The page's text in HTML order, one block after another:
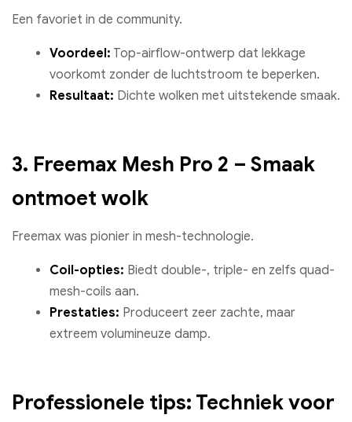
Een favoriet in de community.
Voordeel: Top-airflow-ontwerp dat lekkage
voorkomt zonder de luchtstroom te beperken.
Resultaat: Dichte wolken met uitstekende smaak.
3. Freemax Mesh Pro 2 – Smaak
ontmoet wolk
Freemax was pionier in mesh-technologie.
Coil-opties: Biedt double-, triple- en zelfs quad-
mesh-coils aan.
Prestaties: Produceert zeer zachte, maar
extreem volumineuze damp.
Professionele tips: Techniek voor